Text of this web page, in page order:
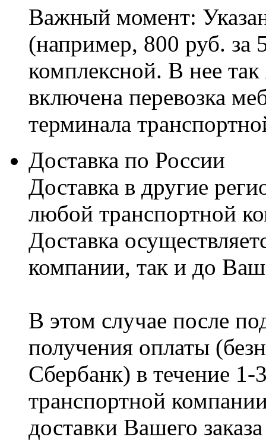
Важный момент:
(например, 800 руб. за
комплексной. В нее
включена перевозка
терминала
Доставка по России
Доставка в другие
любой транспортной
Доставка
компании, так и до
В этом случае после
получения оплаты
Сбербанк) в течение
транспортной
доставки Вашего